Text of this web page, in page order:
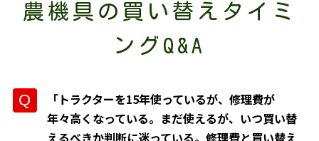
農機具の買い替えタイミ
ングQ&A
「トラクターを15年使っているが、修理費が
年々高くなっている。まだ使えるが、いつ買い替
えるべきか判断に迷っている。修理費と買い替え